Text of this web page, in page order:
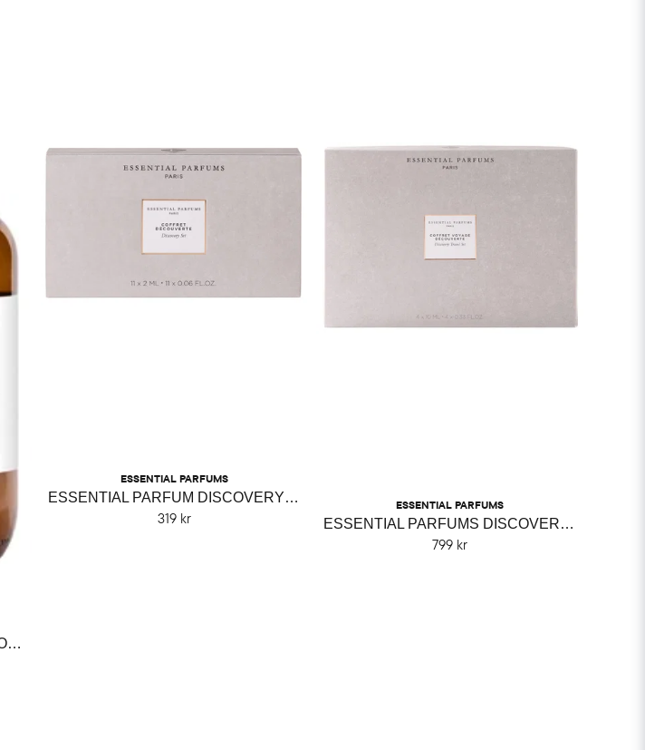
BOIS IMPÉRIAL HAND & BODY SOAP
ESSENTIAL PARFUMS
ESSENTIAL PARFUM DISCOVERY SET
319 kr
ESSENTIAL PARFUMS
ESSENTIAL PARFUMS DISCOVERY TRAVEL SET
799 kr